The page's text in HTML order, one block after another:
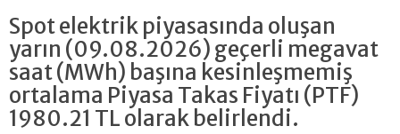
Spot elektrik piyasasında oluşan
yarın (09.08.2026) geçerli megavat
saat (MWh) başına kesinleşmemiş
ortalama Piyasa Takas Fiyatı (PTF)
1980.21 TL olarak belirlendi.